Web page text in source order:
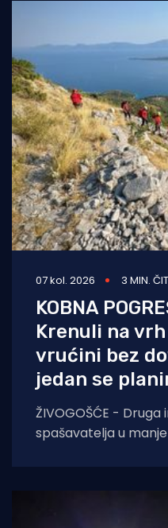
07 kol. 2026 3 MIN.
KOBNA
Krenuli na
vrućini bez
jedan se
ŽIVOGOŠĆE -
spašavatelja u